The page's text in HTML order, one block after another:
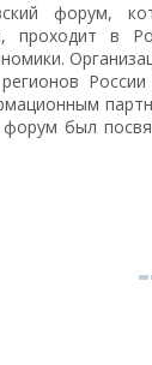
форум,
проходит
форум был